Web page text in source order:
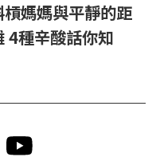
槓媽媽與平靜的距
4種辛酸話你知